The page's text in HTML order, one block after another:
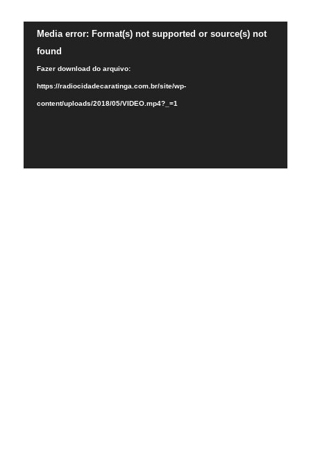
Tocador
vídeo
Media error: Format(s) not supported or source(s) not
found
Fazer download do arquivo:
https://radiocidadecaratinga.com.br/site/wp-
content/uploads/2018/05/VIDEO.mp4?_=1